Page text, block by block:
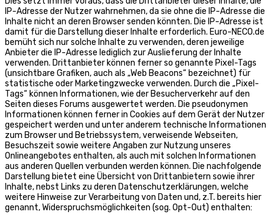
IP-Adresse der Nutzer wahrnehmen, da sie ohne die IP-Adresse die
Inhalte nicht an deren Browser senden könnten. Die IP-Adresse ist
damit für die Darstellung dieser Inhalte erforderlich. Euro-NECO.de
bemüht sich nur solche Inhalte zu verwenden, deren jeweilige
Anbieter die IP-Adresse lediglich zur Auslieferung der Inhalte
verwenden. Drittanbieter können ferner so genannte Pixel-Tags
(unsichtbare Grafiken, auch als „Web Beacons“ bezeichnet) für
statistische oder Marketingzwecke verwenden. Durch die „Pixel-
Tags“ können Informationen, wie der Besucherverkehr auf den
Seiten dieses Forums ausgewertet werden. Die pseudonymen
Informationen können ferner in Cookies auf dem Gerät der Nutzer
gespeichert werden und unter anderem technische Informationen
zum Browser und Betriebssystem, verweisende Webseiten,
Besuchszeit sowie weitere Angaben zur Nutzung unseres
Onlineangebotes enthalten, als auch mit solchen Informationen
aus anderen Quellen verbunden werden können. Die nachfolgende
Darstellung bietet eine Übersicht von Drittanbietern sowie ihrer
Inhalte, nebst Links zu deren Datenschutzerklärungen, welche
weitere Hinweise zur Verarbeitung von Daten und, z.T. bereits hier
genannt, Widerspruchsmöglichkeiten (sog. Opt-Out) enthalten: